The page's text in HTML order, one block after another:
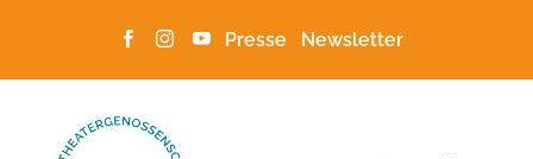
   Presse Newsletter